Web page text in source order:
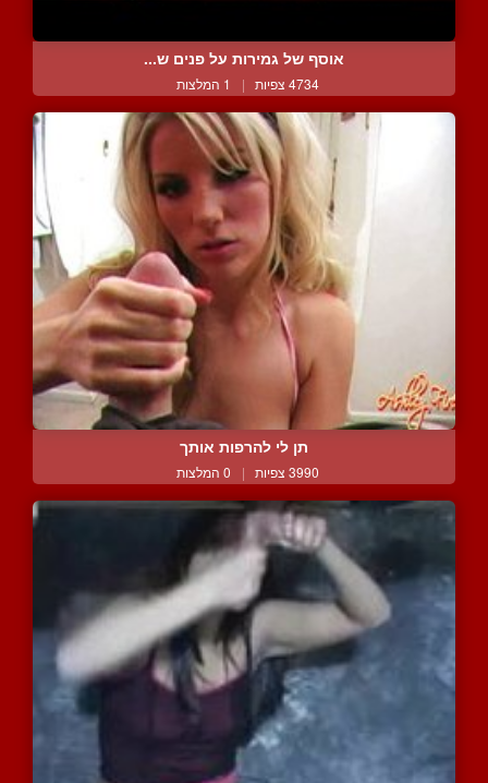
אוסף של גמירות על פנים ש...
4734 צפיות | 1 המלצות
תן לי להרפות אותך
3990 צפיות | 0 המלצות